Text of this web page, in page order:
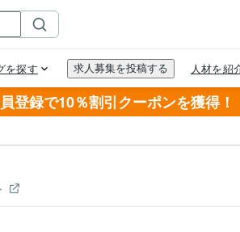
登録で10％割引クーポンを獲得！